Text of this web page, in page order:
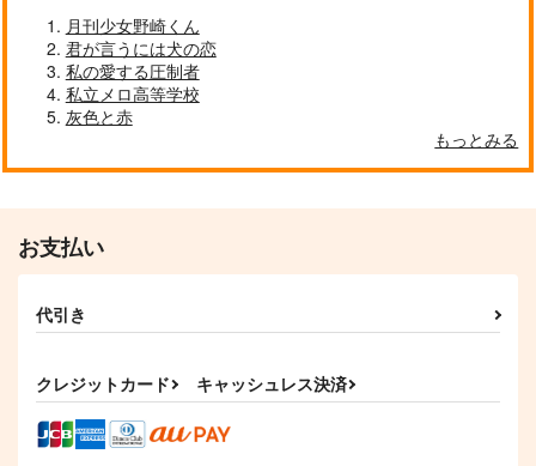
クールぶり男子と激重男子 1
月刊少女野崎くん
君が言うには犬の恋
私の愛する圧制者
私立メロ高等学校
灰色と赤
もっとみる
お支払い
代引き
クレジットカード キャッシュレス決済